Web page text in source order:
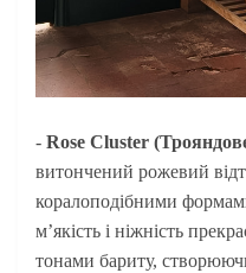
- Rose Cluster
витончений рожевий
коралоподібними
м’якість і ніжність
тонами бариту,